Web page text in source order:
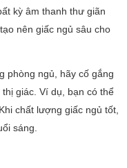
kỳ âm thanh thư giãn
nên giấc ngủ sâu cho
phòng ngủ, hãy cố gắng
giác. Ví dụ, bạn có thể
chất lượng giấc ngủ tốt,
sáng.